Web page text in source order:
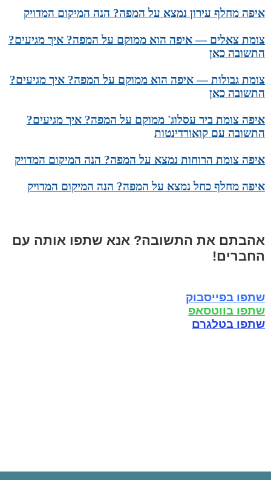
איפה מחלף עירון נמצא על המפה? הנה המיקום המדויק
צומת צאלים — איפה הוא ממוקם על המפה? איך מגיעים?
התשובה כאן
צומת גבולות — איפה הוא ממוקם על המפה? איך מגיעים?
התשובה כאן
איפה צומת ביר עסלוג' ממוקם על המפה? איך מגיעים?
התשובה עם קואורדינטות
איפה צומת הרוחות נמצא על המפה? הנה המיקום המדויק
איפה מחלף כחל נמצא על המפה? הנה המיקום המדויק
אהבתם את התשובה? אנא שתפו אותה עם
החברים!
שתפו בפייסבוק
שתפו בווטסאפ
שתפו בטלגרם